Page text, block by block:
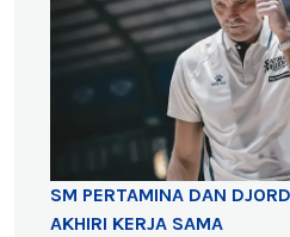
SM PERTAMINA DAN
AKHIRI KERJA SAMA